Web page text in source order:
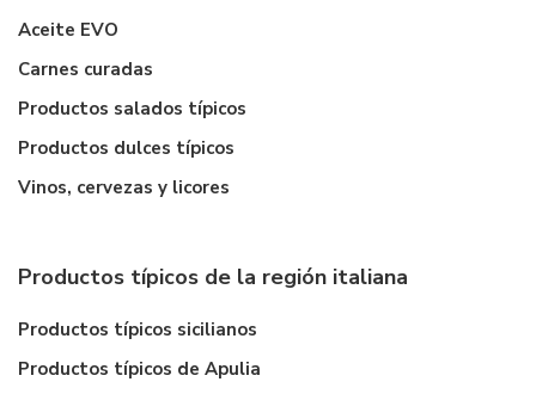
Aceite EVO
Carnes curadas
Productos salados típicos
Productos dulces típicos
Vinos, cervezas y licores
Productos típicos de la región italiana
Productos típicos sicilianos
Productos típicos de Apulia